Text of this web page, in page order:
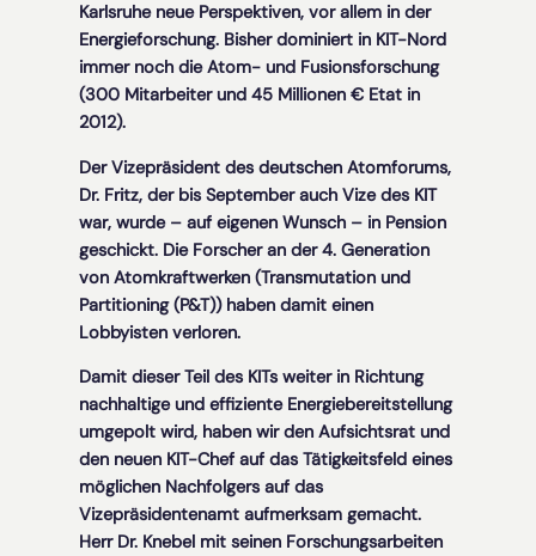
Karlsruhe neue Perspektiven, vor allem in der
Energieforschung. Bisher dominiert in KIT-Nord
immer noch die Atom- und Fusionsforschung
(300 Mitarbeiter und 45 Millionen € Etat in
2012).
Der Vizepräsident des deutschen Atomforums,
Dr. Fritz, der bis September auch Vize des KIT
war, wurde – auf eigenen Wunsch – in Pension
geschickt. Die Forscher an der 4. Generation
von Atomkraftwerken (Transmutation und
Partitioning (P&T)) haben damit einen
Lobbyisten verloren.
Damit dieser Teil des KITs weiter in Richtung
nachhaltige und effiziente Energiebereitstellung
umgepolt wird, haben wir den Aufsichtsrat und
den neuen KIT-Chef auf das Tätigkeitsfeld eines
möglichen Nachfolgers auf das
Vizepräsidentenamt aufmerksam gemacht.
Herr Dr. Knebel mit seinen Forschungsarbeiten